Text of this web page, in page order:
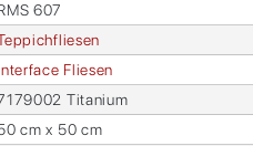
607
Flie­sen
Ti­ta­ni­um
cm x 50 cm